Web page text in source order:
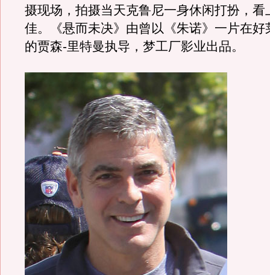
摄现场，拍摄当天克鲁尼一身休闲打扮，看
佳。《悬而未决》由曾以《朱诺》一片在好
的贾森-里特曼执导，梦工厂影业出品。